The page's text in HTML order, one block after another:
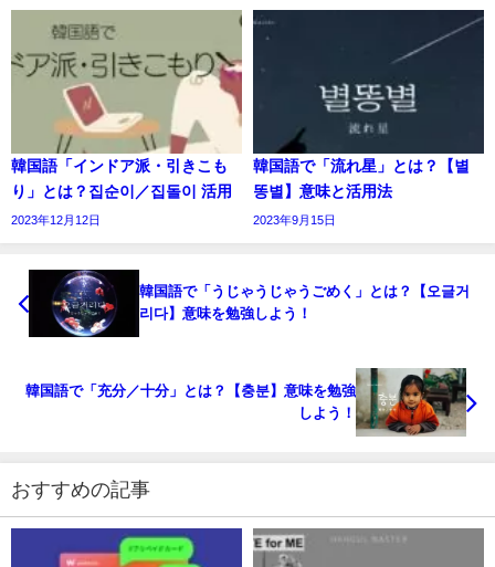
韓国語「インドア派・引きこも
り」とは？집순이／집돌이 活用
2023年12月12日
韓国語で「流れ星」とは？【별
똥별】意味と活用法
2023年9月15日
韓国語で「うじゃうじゃうごめく」とは？【오글거
리다】意味を勉強しよう！
韓国語で「充分／十分」とは？【충분】意味を勉強
しよう！
おすすめの記事